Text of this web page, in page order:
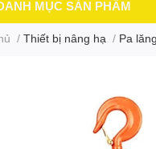
MỤC SẢN PHẨM
/ Thiết bị nâng hạ / Pa